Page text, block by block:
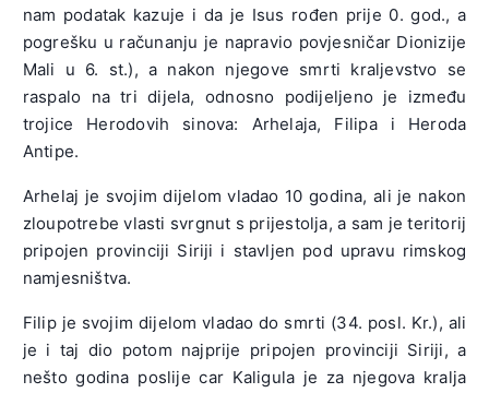
nam podatak kazuje i da je Isus rođen prije 0. god., a
pogrešku u računanju je napravio povjesničar Dionizije
Mali u 6. st.), a nakon njegove smrti kraljevstvo se
raspalo na tri dijela, odnosno podijeljeno je između
trojice Herodovih sinova: Arhelaja, Filipa i Heroda
Antipe.
Arhelaj je svojim dijelom vladao 10 godina, ali je nakon
zloupotrebe vlasti svrgnut s prijestolja, a sam je teritorij
pripojen provinciji Siriji i stavljen pod upravu rimskog
namjesništva.
Filip je svojim dijelom vladao do smrti (34. posl. Kr.), ali
je i taj dio potom najprije pripojen provinciji Siriji, a
nešto godina poslije car Kaligula je za njegova kralja